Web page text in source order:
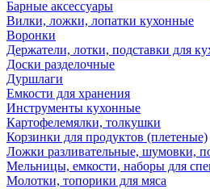
Барные аксессуары
Вилки, ложки, лопатки кухонные
Воронки
Держатели, лотки, подставки для
Доски разделочные
Дуршлаги
Емкости для хранения
Инструменты кухонные
Картофелемялки, толкушки
Корзинки для продуктов (плетеные)
Ложки разливательные, шумовки,
Мельницы, емкости, наборы для
Молотки, топорики для мяса